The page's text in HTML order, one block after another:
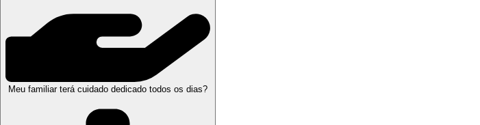
Meu familiar terá cuidado dedicado todos os dias?